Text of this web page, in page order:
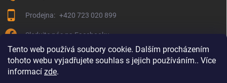
Tento web používá soubory cookie. Dalším procházením
tohoto webu vyjadřujete souhlas s jejich používáním.. Více
informací zde.
+420 723 020 899
Sledujte nás na Facebooku